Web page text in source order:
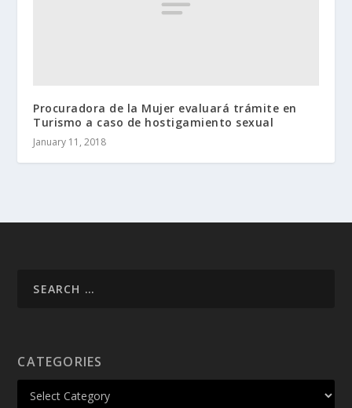
Procuradora de la Mujer evaluará trámite en
Turismo a caso de hostigamiento sexual
January 11, 2018
CATEGORIES